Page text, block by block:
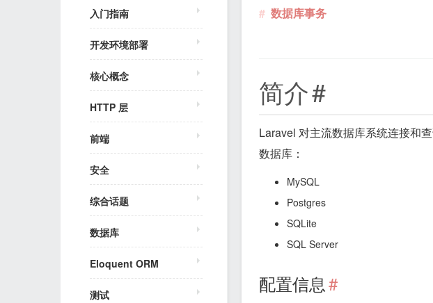
入门指南
开发环境部署
核心概念
HTTP 层
前端
安全
综合话题
数据库
Eloquent ORM
测试
数据库事务
简介#
Laravel 对主流数据库系统连接和
数据库：
MySQL
Postgres
SQLite
SQL Server
配置信息#